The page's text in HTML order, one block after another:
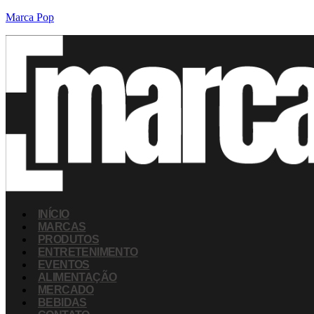
Marca Pop
INÍCIO
MARCAS
PRODUTOS
ENTRETENIMENTO
EVENTOS
ALIMENTAÇÃO
MERCADO
BEBIDAS